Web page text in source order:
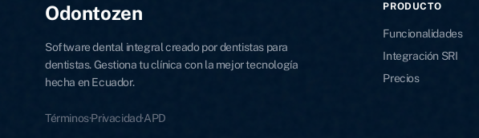
Odontozen
Software dental integral creado por dentistas para
dentistas. Gestiona tu clínica con la mejor tecnología
hecha en Ecuador.
Términos·Privacidad·APD
PRODUCTO
Funcionalidades
Integración SRI
Precios